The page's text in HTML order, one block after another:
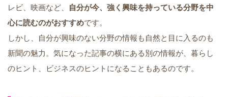
レビ、映画など、
自分が今、強く興味を持っている分野を中
心に読むのがおすすめです。
しかし、自分が興味のない分野の情報も自然と目に入るのも
新聞の魅力。気になった記事の横にある別の情報が、暮らし
のヒント、ビジネスのヒントになることもあるのです。